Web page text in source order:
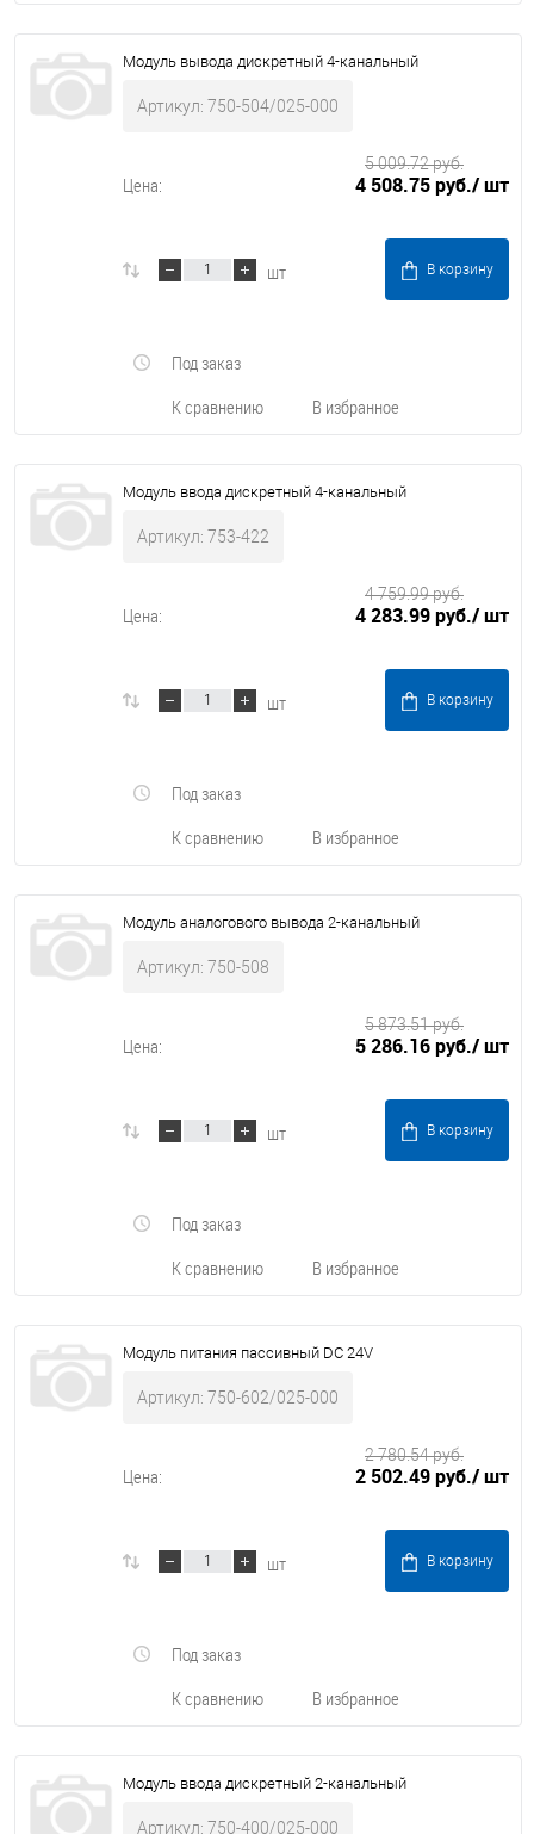
Модуль вывода дискретный 4-канальный
Артикул: 750-504/025-000
Цена: 4 508.75 руб./ шт
5 009.72 руб.
шт В корзину
К сравнению В избранное
Под заказ
Модуль ввода дискретный 4-канальный
Артикул: 753-422
Цена: 4 283.99 руб./ шт
4 759.99 руб.
шт В корзину
К сравнению В избранное
Под заказ
Модуль аналогового вывода 2-канальный
Артикул: 750-508
Цена: 5 286.16 руб./ шт
5 873.51 руб.
шт В корзину
К сравнению В избранное
Под заказ
Модуль питания пассивный DC 24V
Артикул: 750-602/025-000
Цена: 2 502.49 руб./ шт
2 780.54 руб.
шт В корзину
К сравнению В избранное
Под заказ
Модуль ввода дискретный 2-канальный
Артикул: 750-400/025-000